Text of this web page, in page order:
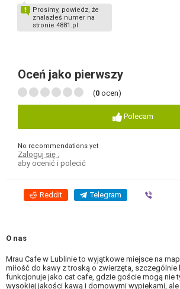
Prosimy, powiedz, że
znalazłeś numer na
stronie 4881.pl
Oceń jako pierwszy
(0 ocen)
Polecam
No recommendations yet
Zaloguj się
aby ocenić i polecić
Reddit Telegram
O nas
Mrau Cafe w Lublinie to wyjątkowe miejsce na
miłość do kawy z troską o zwierzęta, szczególnie
funkcjonuje jako cat cafe, gdzie goście mogą nie
wysokiej jakości kawą i domowymi wypiekami,